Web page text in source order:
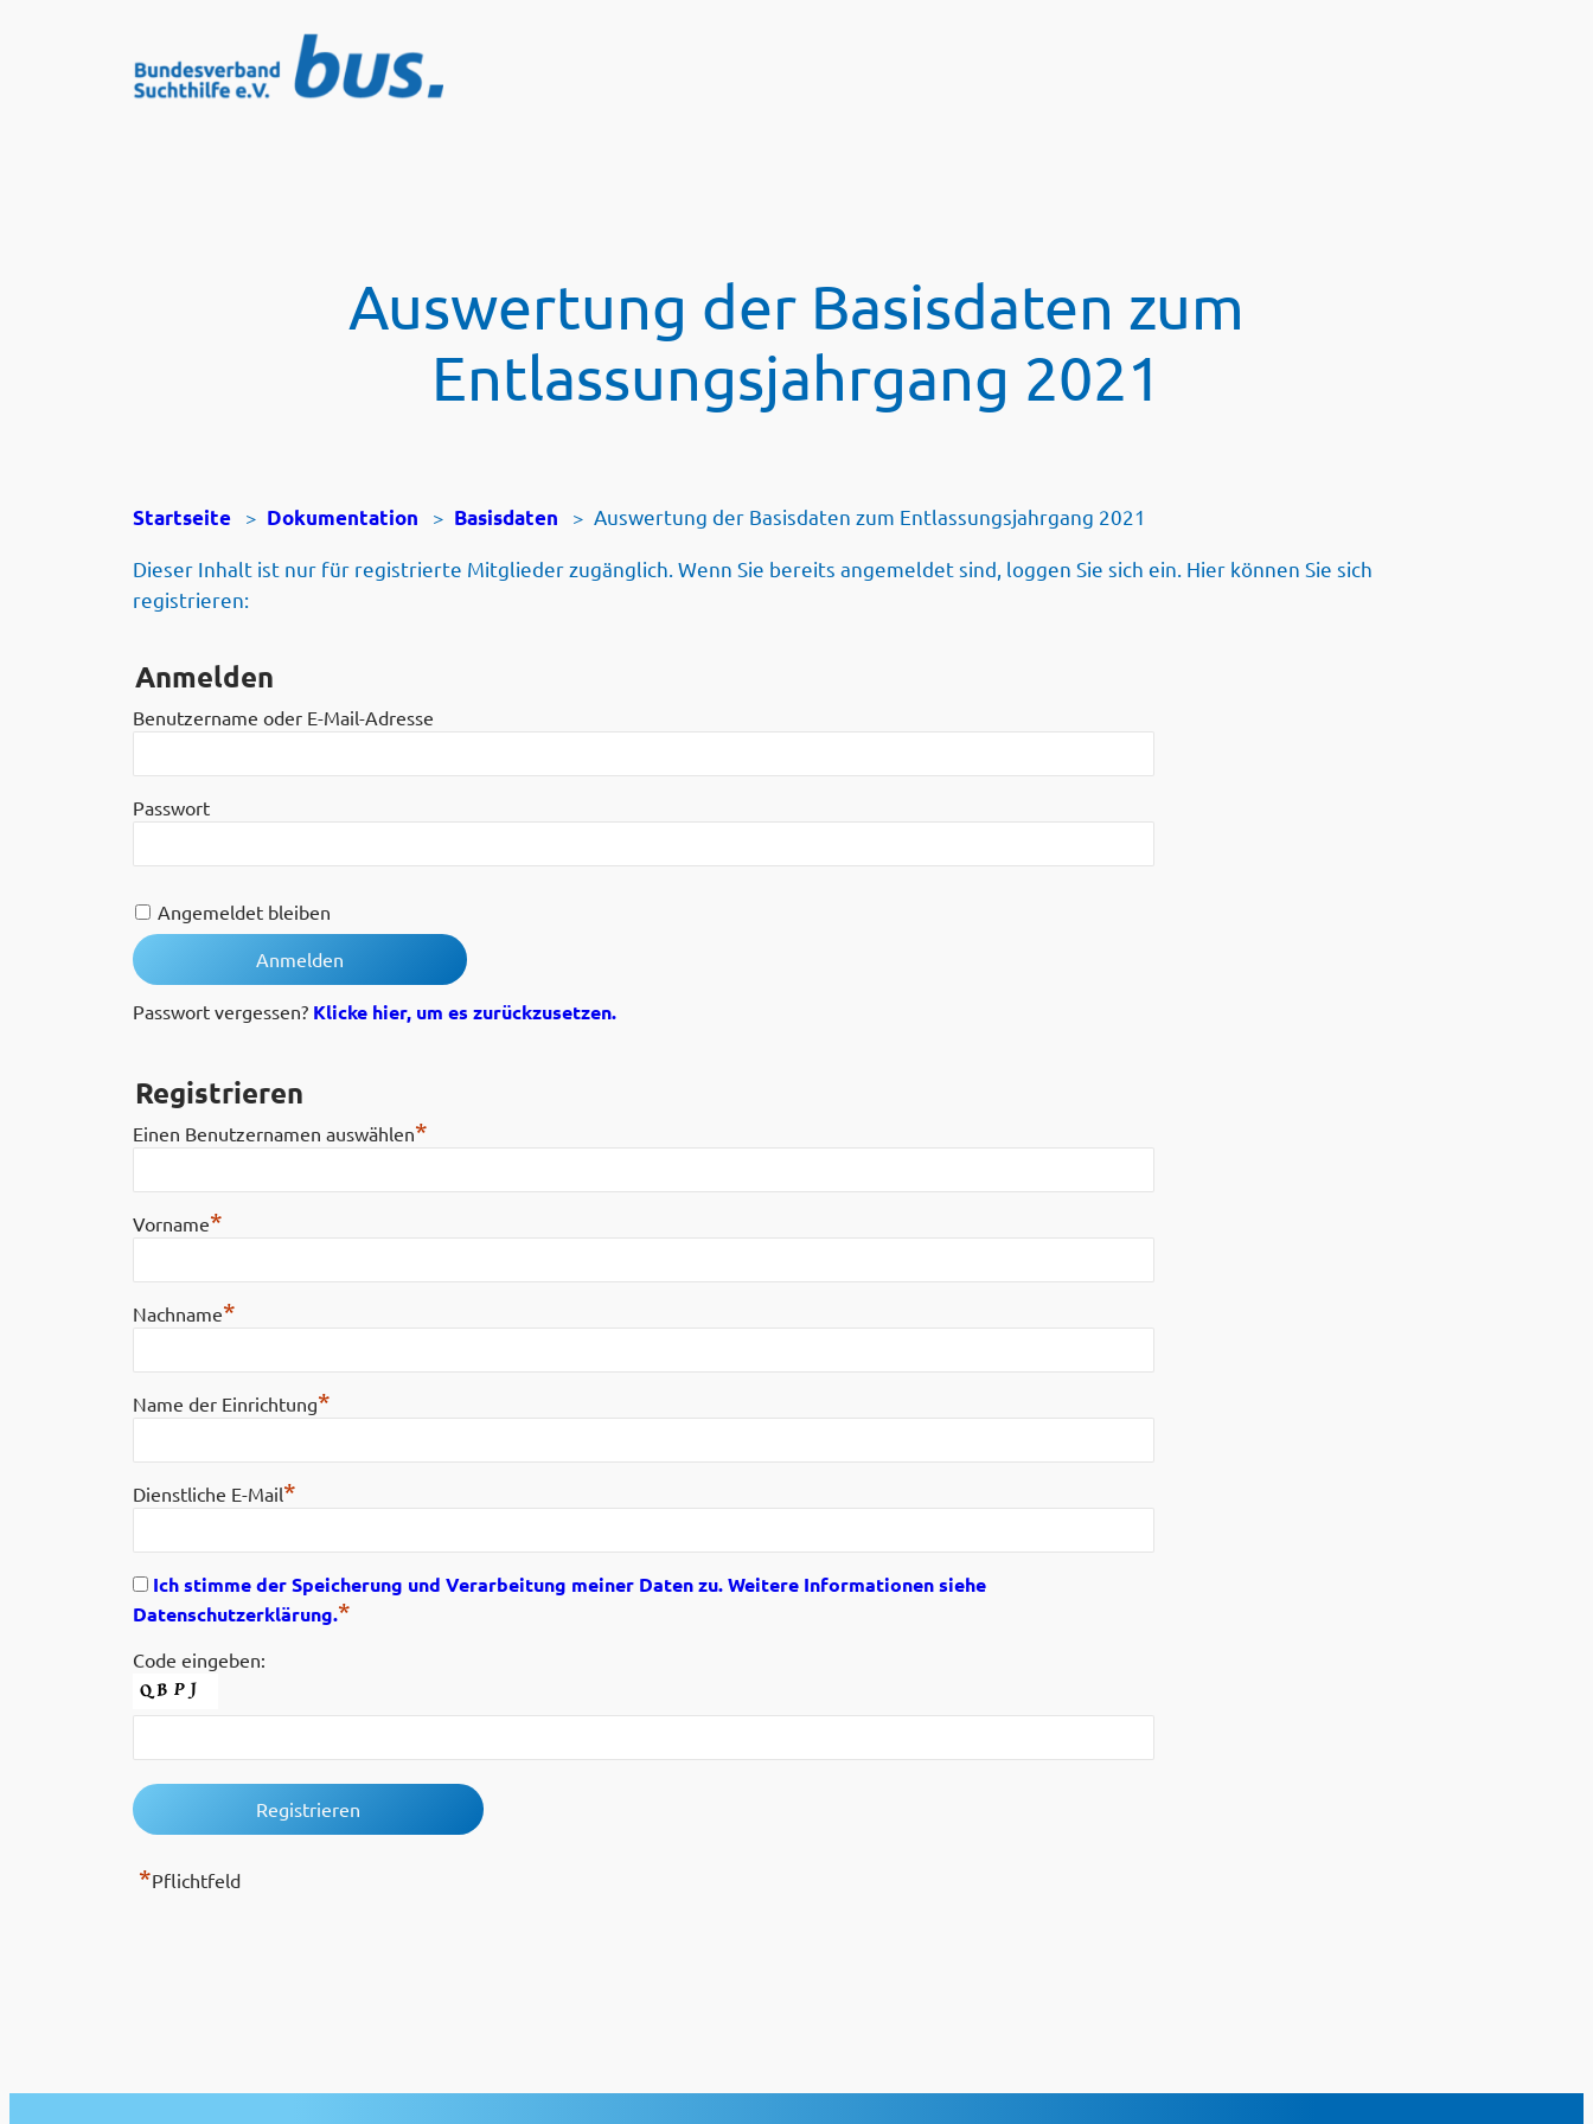
Auswertung der Basisdaten zum
Entlassungsjahrgang 2021
Startseite > Dokumentation > Basisdaten > Auswertung der Basisdaten zum Entlassungsjahrgang 2021
Dieser Inhalt ist nur für registrierte Mitglieder zugänglich. Wenn Sie bereits angemeldet sind, loggen Sie sich ein. Hier können Sie sich
registrieren:
Anmelden
Benutzername oder E-Mail-Adresse
Passwort
Angemeldet bleiben
Passwort vergessen? Klicke hier, um es zurückzusetzen.
Registrieren
Einen Benutzernamen auswählen*
Vorname*
Nachname*
Name der Einrichtung*
Dienstliche E-Mail*
Ich stimme der Speicherung und Verarbeitung meiner Daten zu. Weitere Informationen siehe
Datenschutzerklärung.*
Code eingeben:
*Pflichtfeld